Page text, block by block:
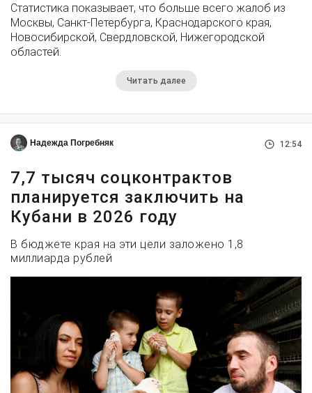
Статистика показывает, что больше всего жалоб из
Москвы, Санкт-Петербурга, Краснодарского края,
Новосибирской, Свердловской, Нижегородской
областей.
Читать далее
Надежда Погребняк 12:54
7,7 тысяч соцконтрактов
планируется заключить на
Кубани в 2026 году
В бюджете края на эти цели заложено 1,8
миллиарда рублей